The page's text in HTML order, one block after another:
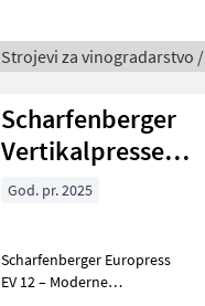
und Flexibilität für die
Traubenverarbeitung -
Beschreibung:
Strojevi za vinogradarstvo /
Scharfenberger
Vertikalpresse
EV 12
God. pr. 2025
Scharfenberger Europress
EV 12 – Moderne